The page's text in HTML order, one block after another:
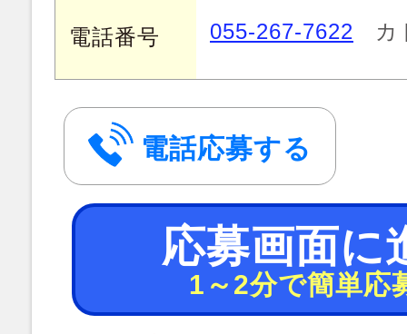
電話番号 055-267-7622 カ
電話応募する
応募画面に
1～2分で簡単応